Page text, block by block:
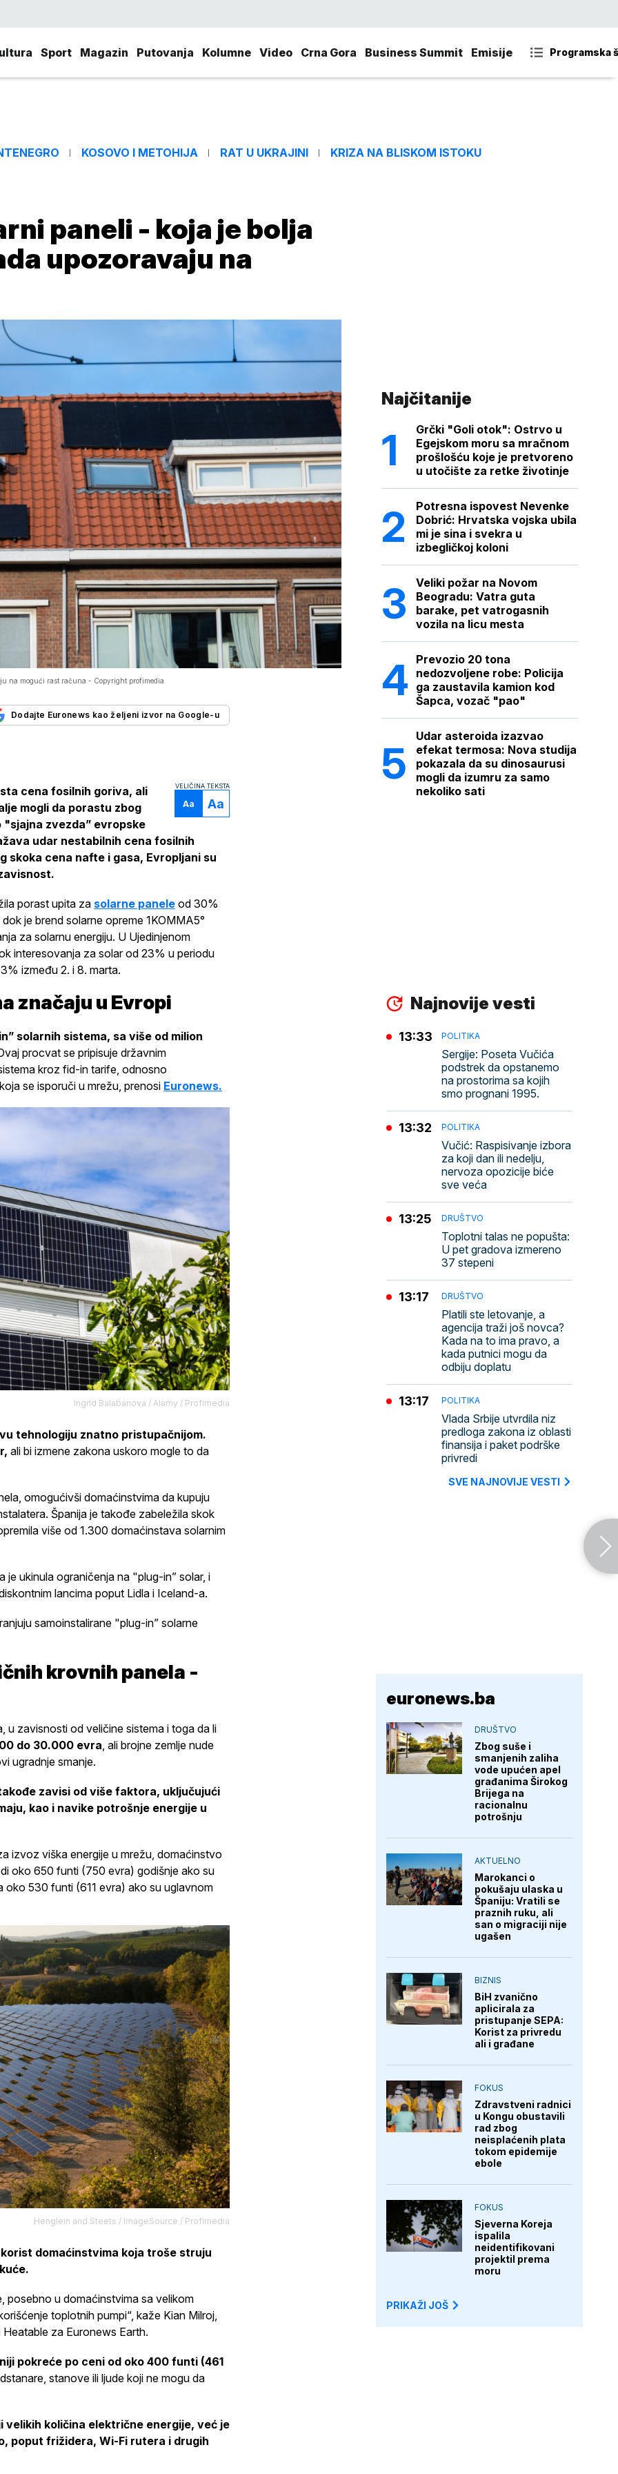
Sport Magazin Putovanja Kolumne Video Crna Gora Business Summit Emisije Programska
KOSOVO I METOHIJA RAT U UKRAJINI KRIZA NA BLISKOM ISTOKU
paneli - koja je bolja
upozoravaju na
na mogući rast računa - Copyright profimedia
Dodajte Euronews kao željeni izvor na Google-u
VELIČINA TEKSTA
Aa Aa
cena fosilnih goriva, ali
mogli da porastu zbog
zvezda” evropske
udar nestabilnih cena fosilnih
skoka cena nafte i gasa, Evropljani su
porast upita za solarne panele od 30%
je brend solarne opreme 1KOMMA5°
za solarnu energiju. U Ujedinjenom
interesovanja za solar od 23% u periodu
između 2. i 8. marta.
značaju u Evropi
solarnih sistema, sa više od milion
procvat se pripisuje državnim
kroz fid-in tarife, odnosno
se isporuči u mrežu, prenosi Euronews.
Ingrid Balabanova / Alamy / Profimedia
tehnologiju znatno pristupačnijom.
ali bi izmene zakona uskoro mogle to da
omogućivši domaćinstvima da kupuju
Španija je takođe zabeležila skok
više od 1.300 domaćinstava solarnim
je ukinula ograničenja na "plug-in” solar, i
lancima poput Lidla i Iceland-a.
samoinstalirane "plug-in” solarne
krovnih panela -
u zavisnosti od veličine sistema i toga da li
do 30.000 evra, ali brojne zemlje nude
ugradnje smanje.
zavisi od više faktora, uključujući
kao i navike potrošnje energije u
izvoz viška energije u mrežu, domaćinstvo
oko 650 funti (750 evra) godišnje ako su
oko 530 funti (611 evra) ako su uglavnom
Henglein and Steets / ImageSource / Profimedia
domaćinstvima koja troše struju
posebno u domaćinstvima sa velikom
toplotnih pumpi“, kaže Kian Milroj,
za Euronews Earth.
pokreće po ceni od oko 400 funti (461
stanove ili ljude koji ne mogu da
velikih količina električne energije, već je
poput frižidera, Wi-Fi rutera i drugih
Najčitanije
Grčki "Goli otok": Ostrvo u
Egejskom moru sa mračnom
prošlošću koje je pretvoreno
u utočište za retke životinje
Potresna ispovest Nevenke
Dobrić: Hrvatska vojska ubila
mi je sina i svekra u
izbegličkoj koloni
Veliki požar na Novom
Beogradu: Vatra guta
barake, pet vatrogasnih
vozila na licu mesta
Prevozio 20 tona
nedozvoljene robe: Policija
ga zaustavila kamion kod
Šapca, vozač "pao"
Udar asteroida izazvao
efekat termosa: Nova studija
pokazala da su dinosaurusi
mogli da izumru za samo
nekoliko sati
Najnovije vesti
POLITIKA
Sergije: Poseta Vučića
podstrek da opstanemo
na prostorima sa kojih
smo prognani 1995.
13:33
POLITIKA
Vučić: Raspisivanje izbora
za koji dan ili nedelju,
nervoza opozicije biće
sve veća
13:32
DRUŠTVO
Toplotni talas ne popušta:
U pet gradova izmereno
37 stepeni
13:25
DRUŠTVO
Platili ste letovanje, a
agencija traži još novca?
Kada na to ima pravo, a
kada putnici mogu da
odbiju doplatu
13:17
POLITIKA
Vlada Srbije utvrdila niz
predloga zakona iz oblasti
finansija i paket podrške
privredi
13:17
SVE NAJNOVIJE VESTI
euronews.ba
DRUŠTVO
Zbog suše i
smanjenih zaliha
vode upućen apel
građanima Širokog
Brijega na
racionalnu
potrošnju
AKTUELNO
Marokanci o
pokušaju ulaska u
Španiju: Vratili se
praznih ruku, ali
san o migraciji nije
ugašen
BIZNIS
BiH zvanično
aplicirala za
pristupanje SEPA:
Korist za privredu
ali i građane
FOKUS
Zdravstveni radnici
u Kongu obustavili
rad zbog
neisplaćenih plata
tokom epidemije
ebole
FOKUS
Sjeverna Koreja
ispalila
neidentifikovani
projektil prema
moru
PRIKAŽI JOŠ